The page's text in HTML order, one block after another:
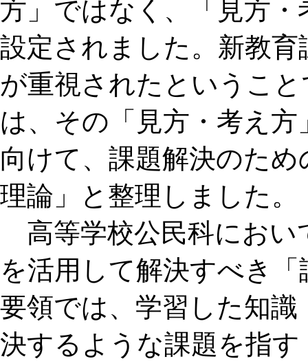
方」ではなく、「見方
設定されました。新教
が重視されたというこ
は、その「見方・考え
向けて、課題解決のた
理論」と整理しました。
高等学校公民科におい
を活用して解決すべき
要領では、学習した知
決するような課題を指